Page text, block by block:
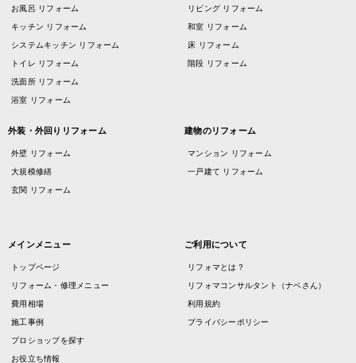
お風呂 リフォーム
キッチン リフォーム
システムキッチン リフォーム
トイレ リフォーム
洗面所 リフォーム
浴室 リフォーム
リビング リフォーム
和室 リフォーム
床 リフォーム
階段 リフォーム
外装・外回りリフォーム
外壁 リフォーム
大規模修繕
玄関 リフォーム
建物のリフォーム
マンション リフォーム
一戸建て リフォーム
メインメニュー
トップページ
リフォーム・修理メニュー
費用相場
施工事例
プロショップを探す
お役立ち情報
ご利用について
リフォマとは？
リフォマコンサルタント（ナベさん）
利用規約
プライバシーポリシー